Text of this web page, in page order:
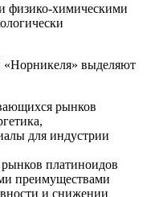
физико-химическими
«Норникеля» выделяют
рынков
для индустрии
платиноидов
преимуществами
и снижении